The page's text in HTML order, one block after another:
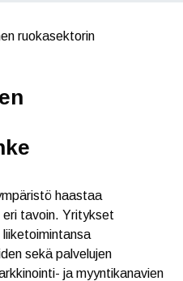
ruokasektorin
haastaa
eri tavoin. Yritykset
sekä palvelujen
ja myyntikanavien